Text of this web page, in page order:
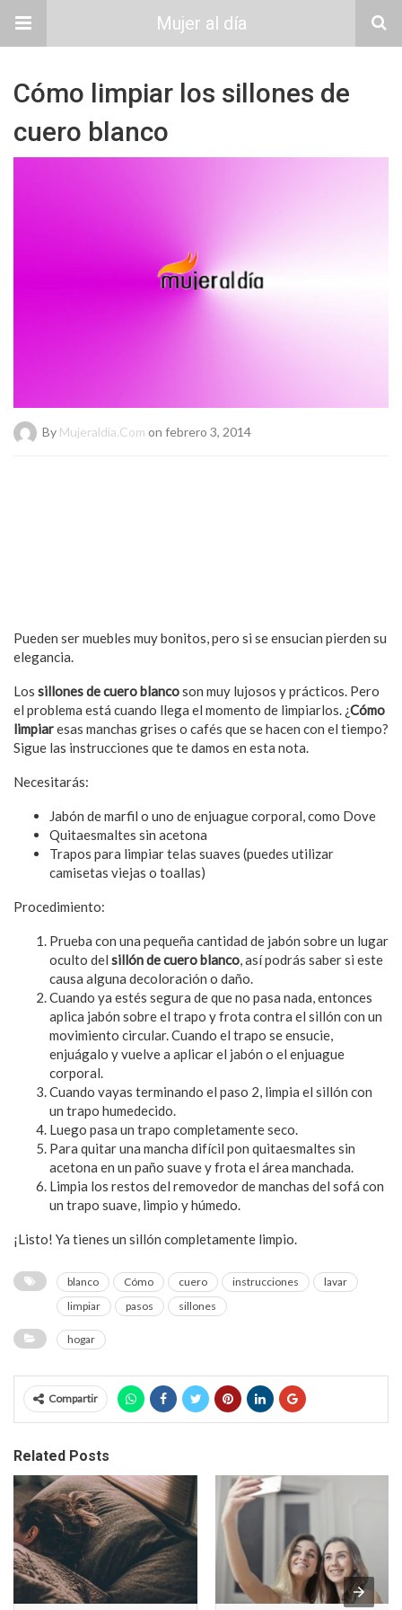
Mujer al día
Cómo limpiar los sillones de
cuero blanco
By Mujeraldia.com on febrero 3, 2014
Pueden ser muebles muy bonitos, pero si se ensucian pierden su
elegancia.
Los sillones de cuero blancoson muy lujosos y prácticos. Pero
el problema está cuando llega el momento de limpiarlos. ¿Cómo
limpiaresas manchas grises o cafés que se hacen con el tiempo?
Sigue las instrucciones que te damos en esta nota.
Necesitarás:
Jabón de marfil o uno de enjuague corporal, como Dove
Quitaesmaltes sin acetona
Trapos para limpiar telas suaves (puedes utilizar
camisetas viejas o toallas)
Procedimiento:
Prueba con una pequeña cantidad de jabón sobre un lugar
oculto del sillón de cuero blanco, así podrás saber si este
causa alguna decoloración o daño.
Cuando ya estés segura de que no pasa nada, entonces
aplica jabón sobre el trapo y frota contra el sillón con un
movimiento circular. Cuando el trapo se ensucie,
enjuágalo y vuelve a aplicar el jabón o el enjuague
corporal.
Cuando vayas terminando el paso 2, limpia el sillón con
un trapo humedecido.
Luego pasa un trapo completamente seco.
Para quitar una mancha difícil pon quitaesmaltes sin
acetona en un paño suave y frota el área manchada.
Limpia los restos del removedor de manchas del sofá con
un trapo suave, limpio y húmedo.
¡Listo! Ya tienes un sillón completamente limpio.
blanco Cómo cuero instrucciones
lavar
limpiar
pasos sillones
hogar
Compartir
Related Posts